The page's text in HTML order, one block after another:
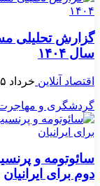
گزارش تحلیلی
سال ۱۴۰۴
اقتصاد آنلاین خرداد ۲۵, ۱۴۰۵
گردشگری و
سائوتومه و
دوم برای ایرانیان